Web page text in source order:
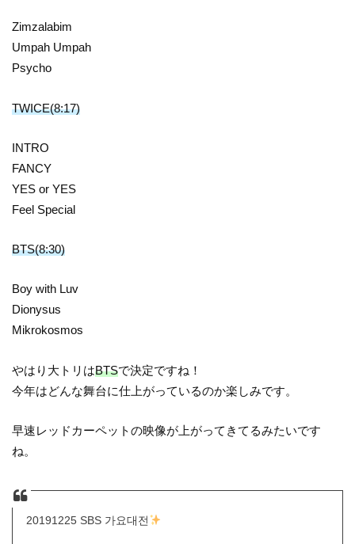
Zimzalabim
Umpah Umpah
Psycho
TWICE(8:17)
INTRO
FANCY
YES or YES
Feel Special
BTS(8:30)
Boy with Luv
Dionysus
Mikrokosmos
やはり大トリはBTSで決定ですね！
今年はどんな舞台に仕上がっているのか楽しみです。
早速レッドカーペットの映像が上がってきてるみたいです
ね。
20191225 SBS 가요대전